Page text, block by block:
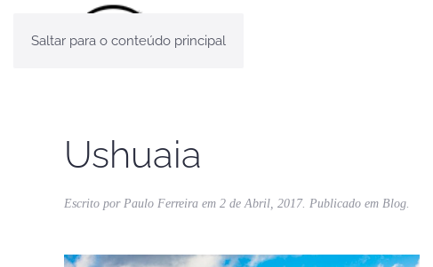
Saltar para o conteúdo principal
Ushuaia
Escrito por Paulo Ferreira em 2 de Abril, 2017. Publicado em Blog.